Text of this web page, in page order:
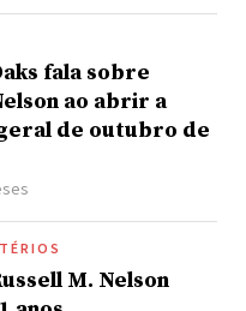
fala sobre
ao abrir a
de outubro de
M. Nelson